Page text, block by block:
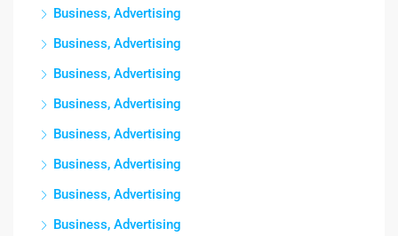
Business, Advertising
Business, Advertising
Business, Advertising
Business, Advertising
Business, Advertising
Business, Advertising
Business, Advertising
Business, Advertising